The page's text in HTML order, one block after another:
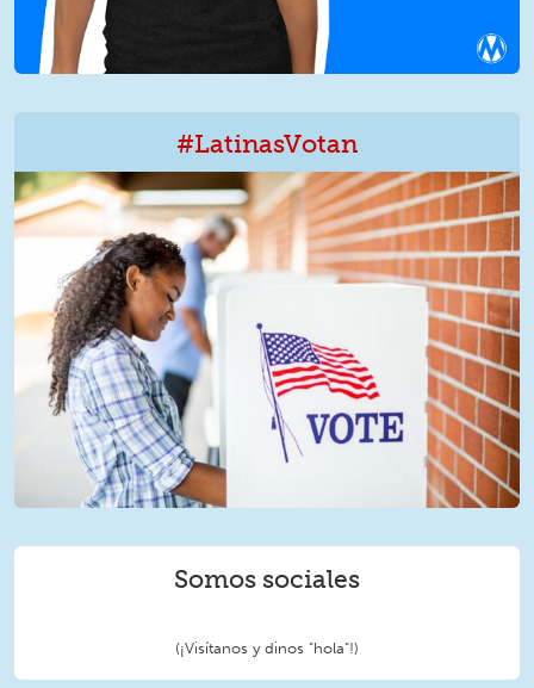
#LatinasVotan
LatinxVotan.png
Somos sociales
(¡Visítanos y dinos "hola"!)